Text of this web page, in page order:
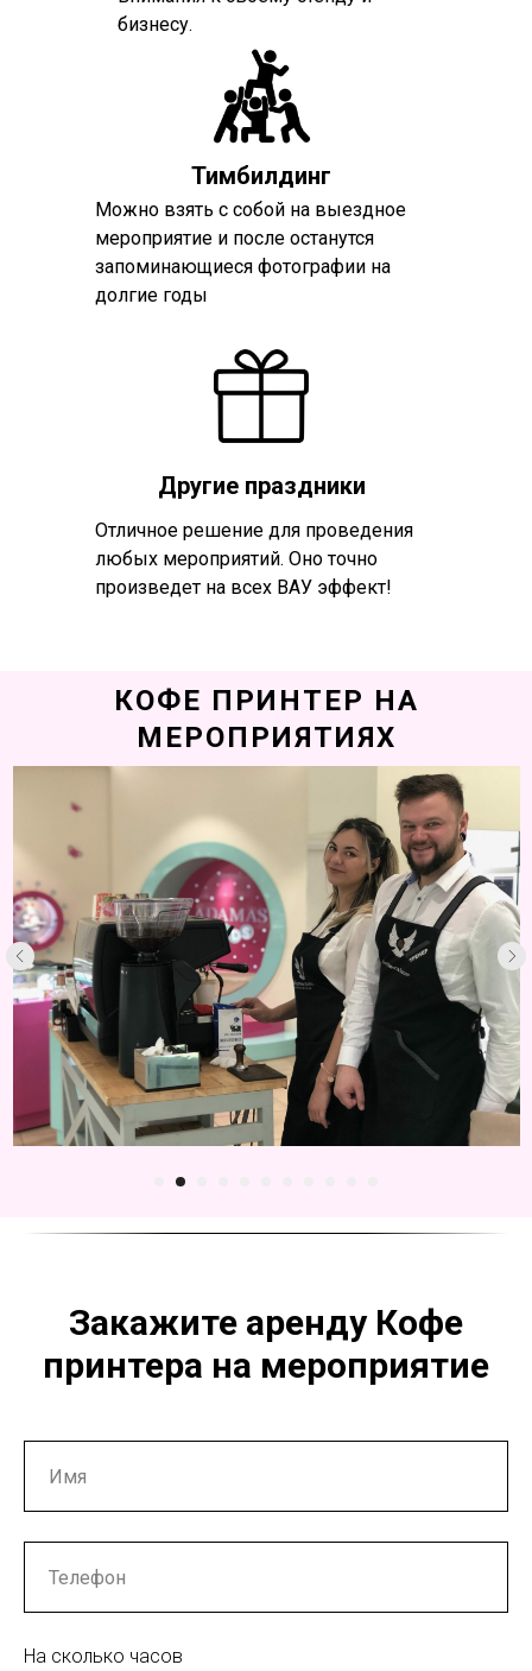
Можно взять с собой на выездное
мероприятие и после останутся
запоминающиеся фотографии на
долгие годы
Тимбилдинг
бизнесу.
Отличное решение для проведения
любых мероприятий. Оно точно
произведет на всех ВАУ эффект!
Другие праздники
КОФЕ ПРИНТЕР НА
МЕРОПРИЯТИЯХ
Закажите аренду Кофе
принтера на мероприятие
На сколько часов